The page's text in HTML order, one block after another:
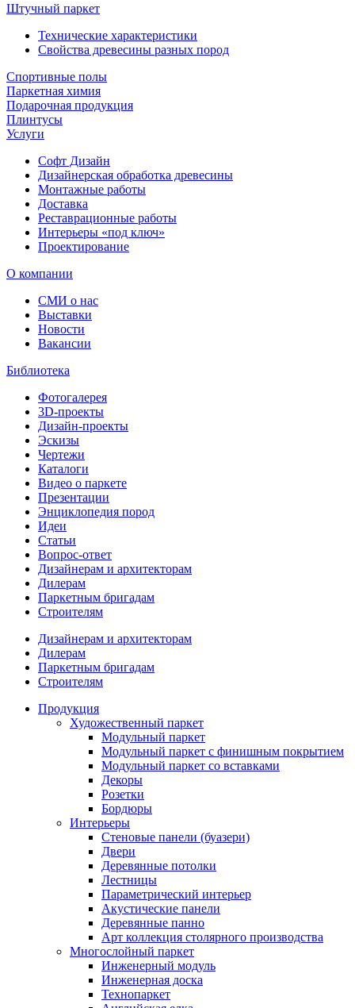
Штучный паркет
Технические характеристики
Свойства древесины разных пород
Спортивные полы
Паркетная химия
Подарочная продукция
Плинтусы
Услуги
Софт Дизайн
Дизайнерская обработка древесины
Монтажные работы
Доставка
Реставрационные работы
Интерьеры «под ключ»
Проектирование
О компании
СМИ о нас
Выставки
Новости
Вакансии
Библиотека
Фотогалерея
3D-проекты
Дизайн-проекты
Эскизы
Чертежи
Каталоги
Видео о паркете
Презентации
Энциклопедия пород
Идеи
Статьи
Вопрос-ответ
Дизайнерам и архитекторам
Дилерам
Паркетным бригадам
Строителям
Дизайнерам и архитекторам
Дилерам
Паркетным бригадам
Строителям
Продукция
Художественный паркет
Модульный паркет
Модульный паркет с финишным покрытием
Модульный паркет со вставками
Декоры
Розетки
Бордюры
Интерьеры
Стеновые панели (буазери)
Двери
Деревянные потолки
Лестницы
Параметрический интерьер
Акустические панели
Деревянные панно
Арт коллекция столярного производства
Многослойный паркет
Инженерный модуль
Инженерная доска
Технопаркет